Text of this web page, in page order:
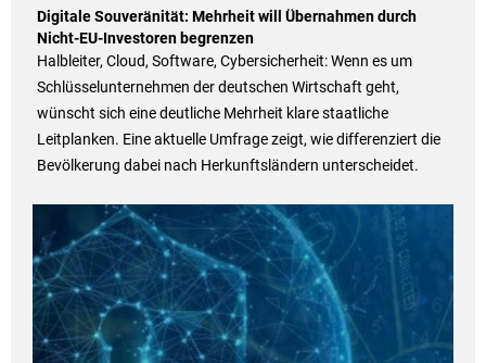
Digitale Souveränität: Mehrheit will Übernahmen durch
Nicht-EU-Investoren begrenzen
Halbleiter, Cloud, Software, Cybersicherheit: Wenn es um
Schlüsselunternehmen der deutschen Wirtschaft geht,
wünscht sich eine deutliche Mehrheit klare staatliche
Leitplanken. Eine aktuelle Umfrage zeigt, wie differenziert die
Bevölkerung dabei nach Herkunftsländern unterscheidet.